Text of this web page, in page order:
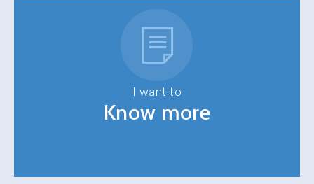
I want to
Know more